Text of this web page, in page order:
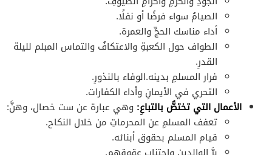
الصيامُ سواء فرضًا أو نفلًا.
أداء مناسك الحجِّ والعمرة.
الطواف حول الكعبةِ والاعتكافُ والتماس المبلم لليلة
القدرِ.
فرار المسلمِ بدينه.الوفاء بالنذورِ.
التحري في الأيمانِ وأداء الكفارات.
الأعمال التي تختصُّ بالتباعِ: وهي عبارة عن ست خصال، وهنَّ:
تعفف المسلمِ عن المحرماتِ من خلال النكاح.
قيام المسلم بحقوق أبنائه.